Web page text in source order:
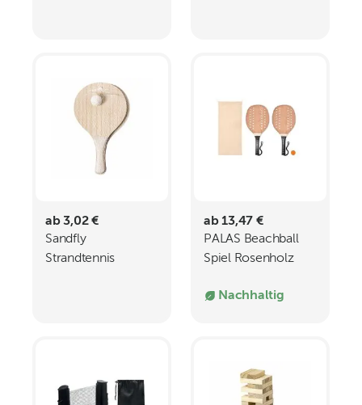
ab 3,02 €
Sandfly
Strandtennis
ab 13,47 €
PALAS Beachball
Spiel Rosenholz
Nachhaltig